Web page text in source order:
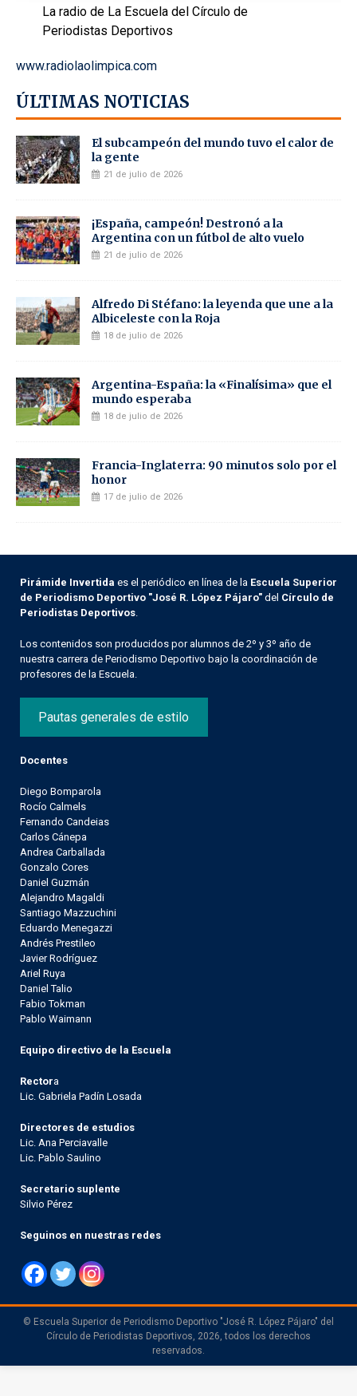
La radio de La Escuela del Círculo de
Periodistas Deportivos
www.radiolaolimpica.com
ÚLTIMAS NOTICIAS
El subcampeón del mundo tuvo el calor de
la gente
21 de julio de 2026
¡España, campeón! Destronó a la
Argentina con un fútbol de alto vuelo
21 de julio de 2026
Alfredo Di Stéfano: la leyenda que une a la
Albiceleste con la Roja
18 de julio de 2026
Argentina-España: la «Finalísima» que el
mundo esperaba
18 de julio de 2026
Francia-Inglaterra: 90 minutos solo por el
honor
17 de julio de 2026
Pirámide Invertida es el periódico en línea de la Escuela Superior
de Periodismo Deportivo "José R. López Pájaro" del Círculo de
Periodistas Deportivos
Los contenidos son producidos por alumnos de 2º y 3º año de
nuestra carrera de Periodismo Deportivo bajo la coordinación de
profesores de la Escuela.
Pautas generales de estilo
Docentes
Diego Bomparola
Rocío Calmels
Fernando Candeias
Carlos Cánepa
Andrea Carballada
Gonzalo Cores
Daniel Guzmán
Alejandro Magaldi
Santiago Mazzuchini
Eduardo Menegazzi
Andrés Prestileo
Javier Rodríguez
Ariel Ruya
Daniel Talio
Fabio Tokman
Pablo Waimann
Equipo directivo de la Escuela
Rectora
Lic. Gabriela Padín Losada
Directores de estudios
Lic. Ana Perciavalle
Lic. Pablo Saulino
Secretario suplente
Silvio Pérez
Seguinos en nuestras redes
© Escuela Superior de Periodismo Deportivo "José R. López Pájaro" del
Círculo de Periodistas Deportivos, 2026, todos los derechos
reservados.